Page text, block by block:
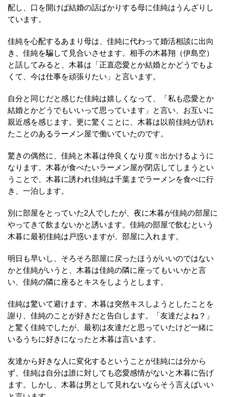
配し、口を開けば結婚の話ばかりする母に佳純はうんざりし
ています。
佳純を心配するあまり母は、佳純に代わって婚活相談に出向
き、佳純を騙して見合いさせます。相手の木暮翔（伊島空）
と話してみると、木暮は「正直恋愛とか結婚とかどうでもよ
くて、今は仕事を頑張りたい」と言います。
自分と同じだと感じた佳純は嬉しくなって、「私も恋愛とか
結婚とかどうでもいいって思っています」と言い、お互いに
親近感を感じます。更に驚くことに、木暮は以前佳純が訪れ
たことのあるラーメン屋で働いていたのです。
驚きの偶然に、佳純と木暮は仲良くなり度々出かけるように
なります。木暮が食べたいラーメン屋が閉店してしまうとい
うことで、木暮に誘われ佳純は千葉までラーメンを食べに行
き、一泊します。
別に部屋をとっていた2人でしたが、夜に木暮が佳純の部屋に
やってきて飲まないかと誘います。佳純の部屋で飲むという
木暮に最初佳純は戸惑いますが、部屋に入れます。
明日も早いし、そろそろ部屋に戻ったほうがいいのではない
かと佳純がいうと、木暮は佳純の隣に座ってもいいかと言
い、佳純の隣に座るとキスをしようとします。
佳純は驚いて避けます。木暮は突然キスしようとしたことを
謝り、佳純のことが好きだと告白します。「友達だよね？」
と驚く佳純でしたが、最初は友達だと思っていたけど一緒に
いるうちに好きになったと木暮は言います。
友達から好きな人に変化するということが佳純には分から
ず、佳純は自分は誰に対しても恋愛感情がないと木暮に告げ
ます。しかし、木暮は男として見れないならそう言えばいい